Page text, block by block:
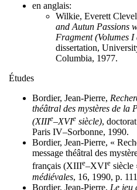
en anglais:
Wilkie, Everett
and Autun Passions
Fragment (Volumes
dissertation,
Columbia, 1977.
Études
Bordier, Jean-Pierre,
théâtral des mystères de la
(XIIIe–XVIe siècle),
Paris IV–Sorbonne, 1990.
Bordier, Jean-Pierre, «
message théâtral des
français (XIIIe–XVIe siècle
médiévales, 16, 1990, p.
Bordier, Jean-Pierre, Le jeu